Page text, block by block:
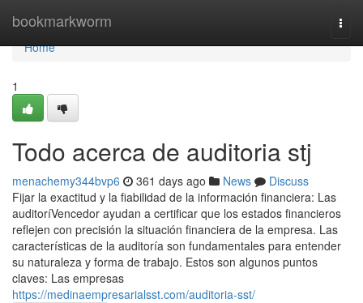
bookmarkworm
Home
Home
1
Todo acerca de auditoria stj
menachemy344bvp6 361 days ago News
Discuss
Fijar la exactitud y la fiabilidad de la información financiera: Las
auditoríVencedor ayudan a certificar que los estados financieros
reflejen con precisión la situación financiera de la empresa. Las
características de la auditoría son fundamentales para entender
su naturaleza y forma de trabajo. Estos son algunos puntos
claves: Las empresas
https://medinaempresarialsst.com/auditoria-sst/